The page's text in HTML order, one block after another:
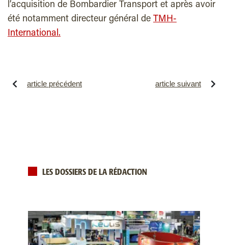
l’acquisition de Bombardier Transport et après avoir
été notamment directeur général de TMH-
International.
article précédent article suivant
LES DOSSIERS DE LA RÉDACTION